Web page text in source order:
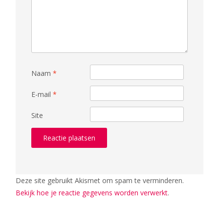
Naam *
E-mail *
Site
Deze site gebruikt Akismet om spam te verminderen.
Bekijk hoe je reactie gegevens worden verwerkt.